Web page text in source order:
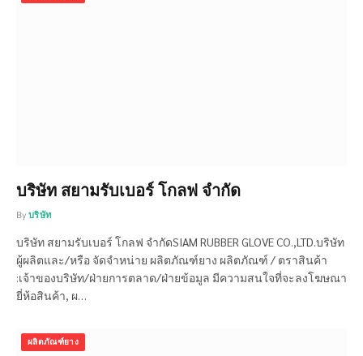
บริษัท สยามรับเบอร์ โกลฟ จำกัด
By บริษัท
บริษัท สยามรับเบอร์ โกลฟ จำกัดSIAM RUBBER GLOVE CO.,LTD.บริษัท
ผู้ผลิตและ/หรือ จัดจำหน่าย ผลิตภัณฑ์ยาง ผลิตภัณฑ์ / ตราสินค้า
:เจ้าของบริษัท/ฝ่ายการตลาด/ฝ่ายข้อมูล มีความสนใจที่จะลงโฆษณา
ยี่ห้อสินค้า, ผ…
ผลิตภัณฑ์ยาง